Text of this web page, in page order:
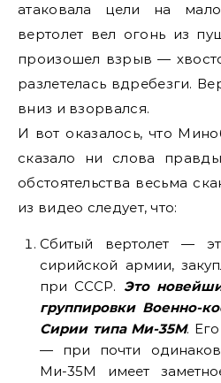
атаковала цели на
вертолет вел огонь из
произошел взрыв —
разлетелась вдребезги.
вниз и взорвался.
И вот оказалось, что
сказало ни слова
обстоятельства весьма
из видео следует, что:
Сбитый вертолет —
сирийской армии,
при СССР. Это
группировки Военно-
Сирии типа Ми-35М.
— при почти
Ми-35М имеет